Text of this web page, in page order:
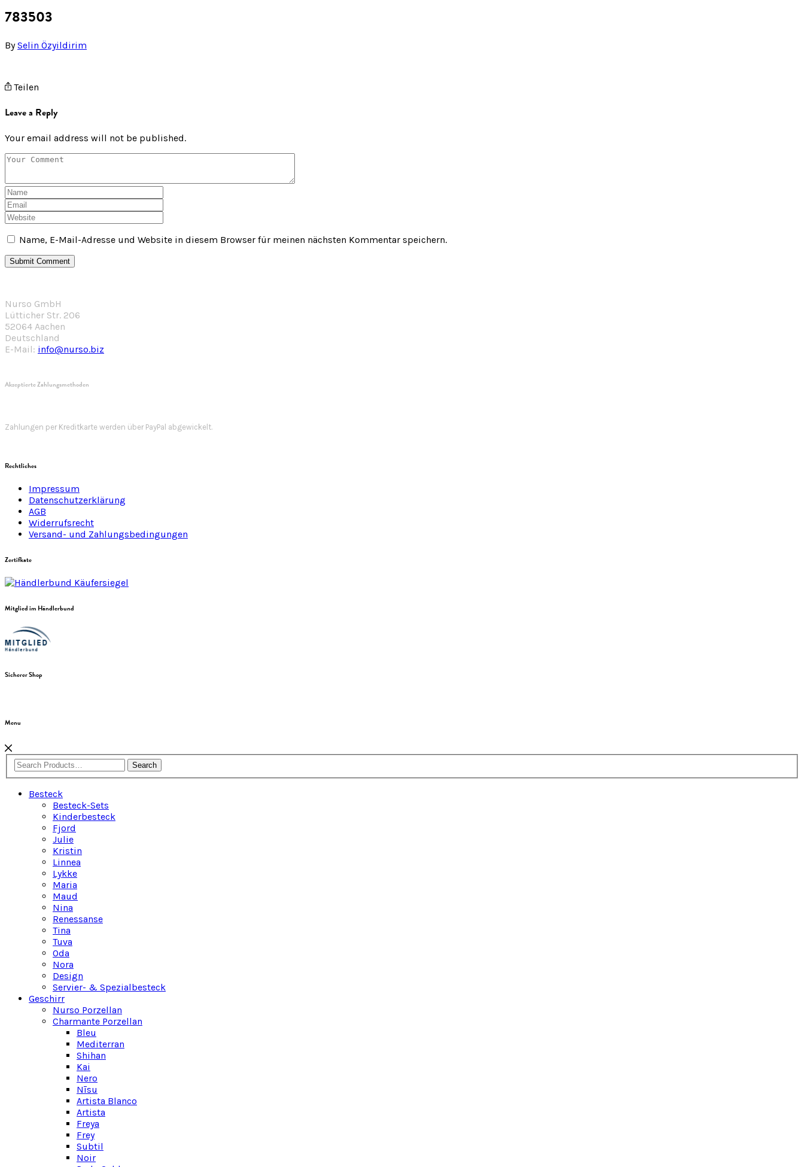
783503
BySelin Özyildirim
Teilen
Leave a Reply
Your email address will not be published.
Name, E-Mail-Adresse und Website in diesem Browser für meinen nächsten Kommentar speichern.
Nurso GmbH
Lütticher Str. 206
52064 Aachen
Deutschland
E-Mail: info@nurso.biz
Akzeptierte Zahlungsmethoden
Zahlungen per Kreditkarte werden über PayPal abgewickelt.
Rechtliches
Impressum
Datenschutzerklärung
AGB
Widerrufsrecht
Versand- und Zahlungsbedingungen
Zertifkate
Mitglied im Händlerbund
Sicherer Shop
Menu
Search
Besteck
Besteck-Sets
Kinderbesteck
Fjord
Julie
Kristin
Linnea
Lykke
Maria
Maud
Nina
Renessanse
Tina
Tuva
Oda
Nora
Design
Servier- & Spezialbesteck
Geschirr
Nurso Porzellan
Charmante Porzellan
Bleu
Mediterran
Shihan
Kai
Nero
Nīsu
Artista Blanco
Artista
Freya
Frey
Subtil
Noir